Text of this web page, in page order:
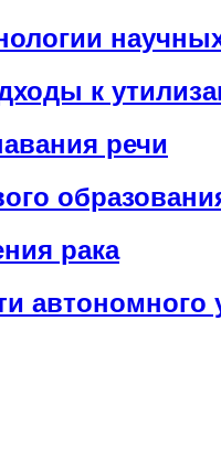
к
речи
рака
автономного